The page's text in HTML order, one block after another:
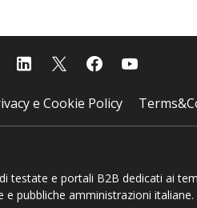
e Cookie Policy
testate e portali B2B dedicati ai
pubbliche amministrazioni italiane.